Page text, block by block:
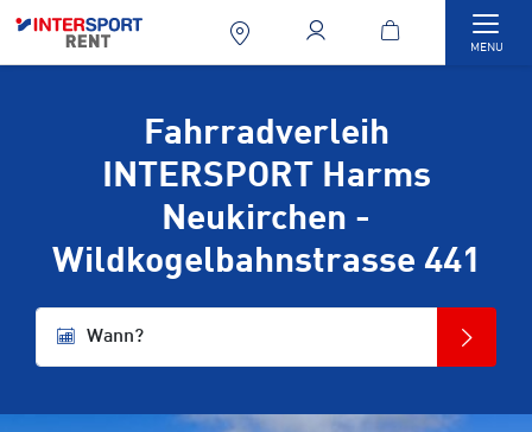
MENU
Fahrradverleih
INTERSPORT Harms
Neukirchen -
Wildkogelbahnstrasse 441
Wann?